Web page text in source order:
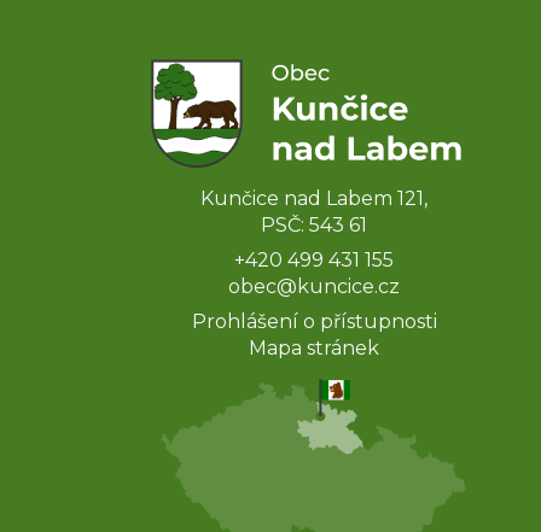
Kunčice nad Labem 121,
PSČ: 543 61
+420 499 431 155
obec@kuncice.cz
Prohlášení o přístupnosti
Mapa stránek